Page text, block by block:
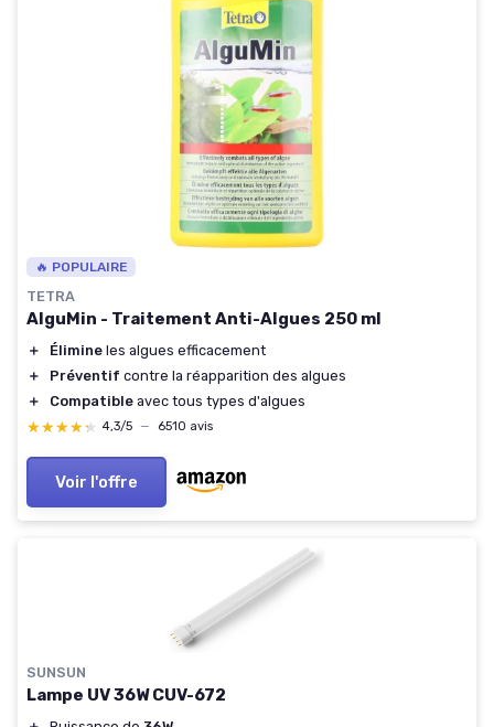
🔥 POPULAIRE
TETRA
AlguMin - Traitement Anti-Algues 250 ml
＋ Élimine les algues efficacement
＋
Préventif contre la réapparition des algues
＋
Compatible avec tous types d'algues
★★★★★
★★★★★ 4,3/5 — 6510 avis
Voir l'offre
SUNSUN
Lampe UV 36W CUV-672